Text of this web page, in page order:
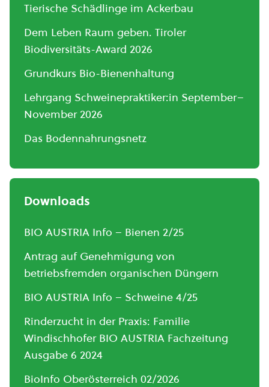
Tierische Schädlinge im Ackerbau
Dem Leben Raum geben. Tiroler
Biodiversitäts-Award 2026
Grundkurs Bio-Bienenhaltung
Lehrgang Schweinepraktiker:in September–
November 2026
Das Bodennahrungsnetz
Downloads
BIO AUSTRIA Info – Bienen 2/25
Antrag auf Genehmigung von
betriebsfremden organischen Düngern
BIO AUSTRIA Info – Schweine 4/25
Rinderzucht in der Praxis: Familie
Windischhofer BIO AUSTRIA Fachzeitung
Ausgabe 6 2024
BioInfo Oberösterreich 02/2026